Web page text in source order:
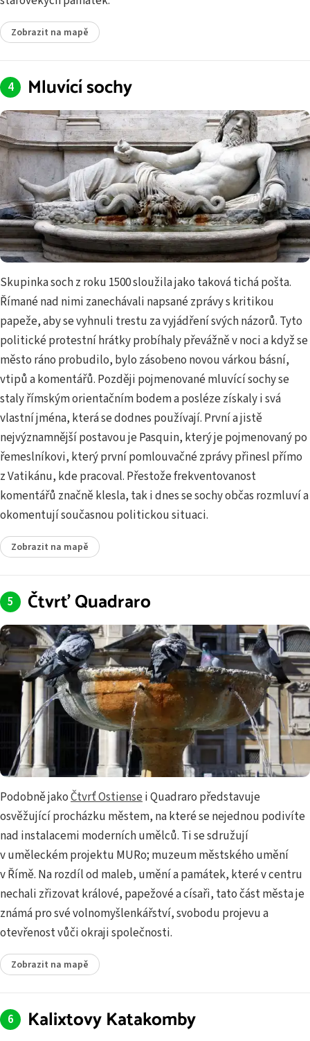
Zobrazit na mapě
Mluvící sochy
Skupinka soch z roku 1500 sloužila jako taková tichá pošta.
Římané nad nimi zanechávali napsané zprávy s kritikou
papeže, aby se vyhnuli trestu za vyjádření svých názorů. Tyto
politické protestní hrátky probíhaly převážně v noci a když se
město ráno probudilo, bylo zásobeno novou várkou básní,
vtipů a komentářů. Později pojmenované mluvící sochy se
staly římským orientačním bodem a posléze získaly i svá
vlastní jména, která se dodnes používají. První a jistě
nejvýznamnější postavou je Pasquin, který je pojmenovaný po
řemeslníkovi, který první pomlouvačné zprávy přinesl přímo
z Vatikánu, kde pracoval. Přestože frekventovanost
komentářů značně klesla, tak i dnes se sochy občas rozmluví a
okomentují současnou politickou situaci.
Zobrazit na mapě
Čtvrť Quadraro
Podobně jakoČtvrť Ostiensei Quadraro představuje
osvěžující procházku městem, na které se nejednou podivíte
nad instalacemi moderních umělců. Ti se sdružují
v uměleckém projektu MURo; muzeum městského umění
v Římě. Na rozdíl od maleb, umění a památek, které v centru
nechali zřizovat králové, papežové a císaři, tato část města je
známá pro své volnomyšlenkářství, svobodu projevu a
otevřenost vůči okraji společnosti.
Zobrazit na mapě
Kalixtovy Katakomby